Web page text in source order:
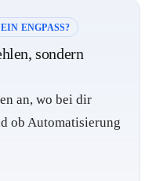
ENGPASS?
sondern
an, wo bei dir
ob Automatisierung